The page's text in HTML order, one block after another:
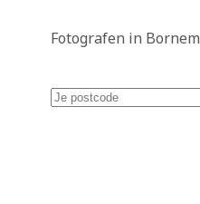
Fotografen in Bornem